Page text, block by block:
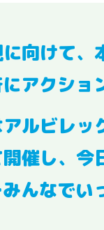
向けて
アクショ
ルビレ
催し、
んなでい